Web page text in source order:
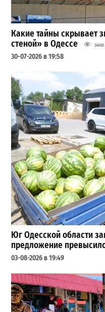
Какие тайны скрывает
стеной» в Одессе
34165
30-07-2026 в 19:58
Юг Одесской области
предложение
03-08-2026 в 19:49